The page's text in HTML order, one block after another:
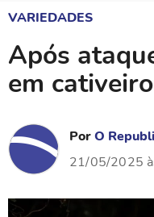
VARIEDADES
Após
em
PorO
21/05/2025